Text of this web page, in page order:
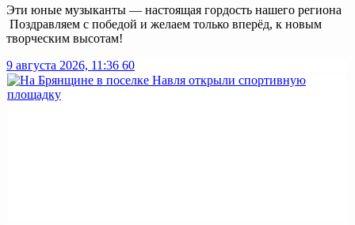
Эти юные музыканты — настоящая гордость нашего региона
Поздравляем с победой и желаем только вперёд, к новым
творческим высотам!
9 августа 2026, 11:36 60